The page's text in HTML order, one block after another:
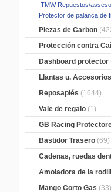
TMW Repuestos/
Protector de palanca de
Piezas de Carbon
Protección contra
Dashboard protector
Llantas u. Accesorios
Reposapiés (1644)
Vale de regalo (1)
GB Racing
Bastidor Trasero (69)
Cadenas, ruedas
Amoladora de la
Mango Corto Gas (33)